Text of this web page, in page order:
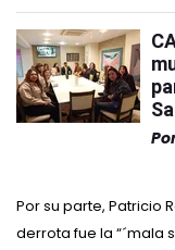
Por su parte, Patricio
derrota fue la “´mala